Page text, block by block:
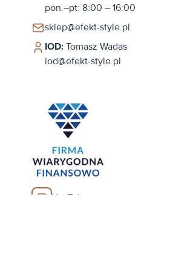
pon.–pt: 8:00 – 16:00
sklep@efekt-style.pl
IOD: Tomasz Wadas
iod@efekt-style.pl
YouTube